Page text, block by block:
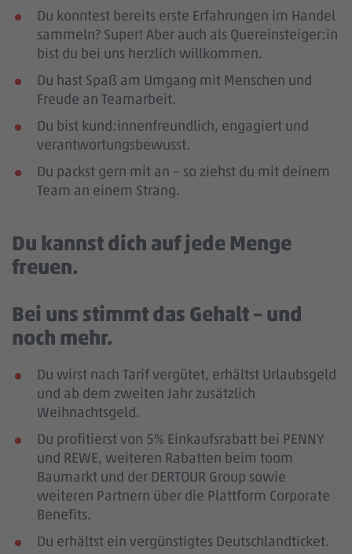
Du konntest bereits erste Erfahrungen im Handel
sammeln? Super! Aber auch als Quereinsteiger:in
bist du bei uns herzlich willkommen.
Du hast Spaß am Umgang mit Menschen und
Freude an Teamarbeit.
Du bist kund:innenfreundlich, engagiert und
verantwortungsbewusst.
Du packst gern mit an – so ziehst du mit deinem
Team an einem Strang.
Du kannst dich auf jede Menge
freuen.
Bei uns stimmt das Gehalt – und
noch mehr.
Du wirst nach Tarif vergütet, erhältst Urlaubsgeld
und ab dem zweiten Jahr zusätzlich
Weihnachtsgeld.
Du profitierst von 5% Einkaufsrabatt bei PENNY
und REWE, weiteren Rabatten beim toom
Baumarkt und der DERTOUR Group sowie
weiteren Partnern über die Plattform Corporate
Benefits.
Du erhältst ein vergünstigtes Deutschlandticket.